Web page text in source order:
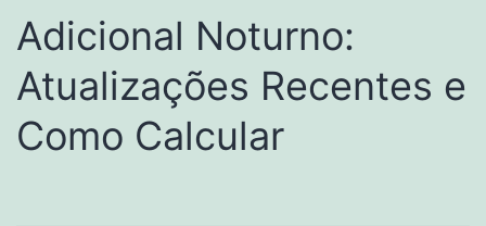
Adicional Noturno:
Atualizações Recentes e
Como Calcular